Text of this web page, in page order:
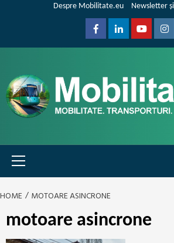
Despre Mobilitate.eu Newsletter
FacebookLinkedinYoutube
Primary
Menu
HOME MOTOARE ASINCRONE
motoare asincrone